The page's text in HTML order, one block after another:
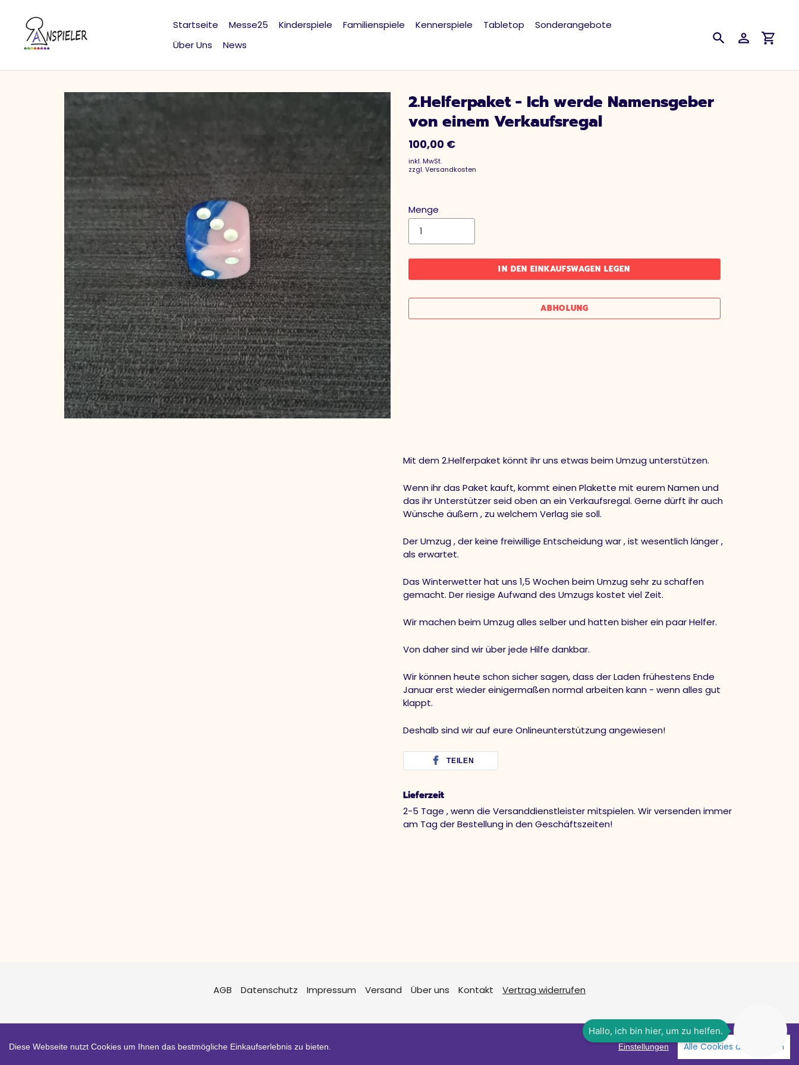
Startseite Messe25 Kinderspiele Familienspiele Kennerspiele Tabletop
Sonderangebote
Über Uns
News SuchenEinloggen
2.Helferpaket - Ich werde Namensgeber
von einem Verkaufsregal
100,00 €
inkl. MwSt.
zzgl.Versandkosten
Menge
IN DEN EINKAUFSWAGEN LEGEN
ABHOLUNG
Mit dem 2.Helferpaket könnt ihr uns etwas beim Umzug unterstützen.
Wenn ihr das Paket kauft, kommt einen Plakette mit eurem Namen und
das ihr Unterstützer seid oben an ein Verkaufsregal. Gerne dürft ihr auch
Wünsche äußern , zu welchem Verlag sie soll.
Der Umzug , der keine freiwillige Entscheidung war , ist wesentlich länger ,
als erwartet.
Das Winterwetter hat uns 1,5 Wochen beim Umzug sehr zu schaffen
gemacht. Der riesige Aufwand des Umzugs kostet viel Zeit.
Wir machen beim Umzug alles selber und hatten bisher ein paar Helfer.
Von daher sind wir über jede Hilfe dankbar.
Wir können heute schon sicher sagen, dass der Laden frühestens Ende
Januar erst wieder einigermaßen normal arbeiten kann - wenn alles gut
klappt.
Deshalb sind wir auf eure Onlineunterstützung angewiesen!
TEILEN
Lieferzeit
2-5 Tage , wenn die Versanddienstleister mitspielen. Wir versenden immer
am Tag der Bestellung in den Geschäftszeiten!
AGB Datenschutz Impressum Versand Über uns Kontakt Vertrag widerrufen
FacebookInstagram
YouTube
Diese Webseite nutzt Cookies um Ihnen das bestmögliche Einkaufserlebnis zu bieten. Einstellungen Alle Cookies akzeptieren